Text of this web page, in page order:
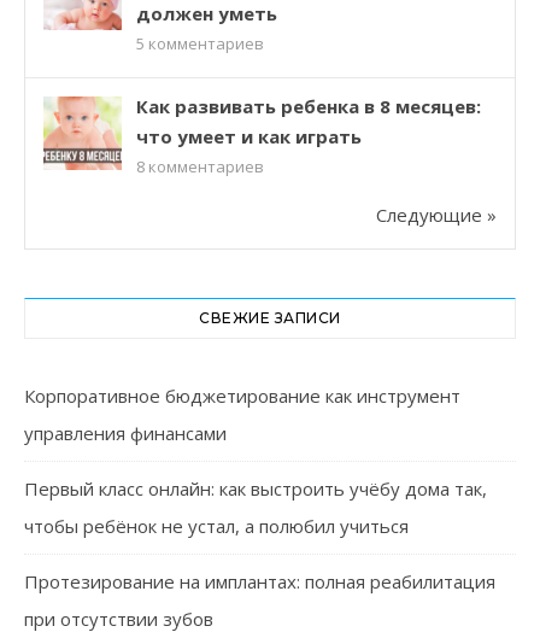
должен уметь
5 комментариев
Как развивать ребенка в 8 месяцев:
что умеет и как играть
8 комментариев
Следующие »
СВЕЖИЕ ЗАПИСИ
Корпоративное бюджетирование как инструмент
управления финансами
Первый класс онлайн: как выстроить учёбу дома так,
чтобы ребёнок не устал, а полюбил учиться
Протезирование на имплантах: полная реабилитация
при отсутствии зубов